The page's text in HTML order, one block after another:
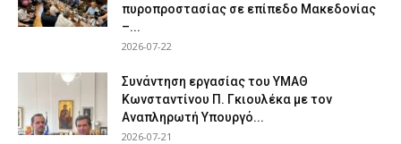
πυροπροστασίας σε επίπεδο Μακεδονίας
–...
2026-07-22
Συνάντηση εργασίας του ΥΜΑΘ
Κωνσταντίνου Π. Γκιουλέκα με τον
Αναπληρωτή Υπουργό...
2026-07-21